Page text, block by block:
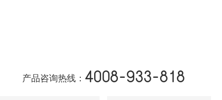
产品咨询热线： 4008-933-818